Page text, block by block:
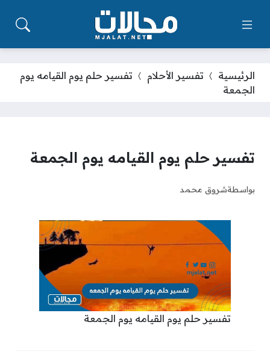
الرئيسية تفسير الأحلام
تفسير حلم يوم القيامه يوم
الجمعة
تفسير حلم يوم القيامه يوم الجمعة
بواسطةشروق محمد
تفسير حلم يوم القيامه يوم الجمعة